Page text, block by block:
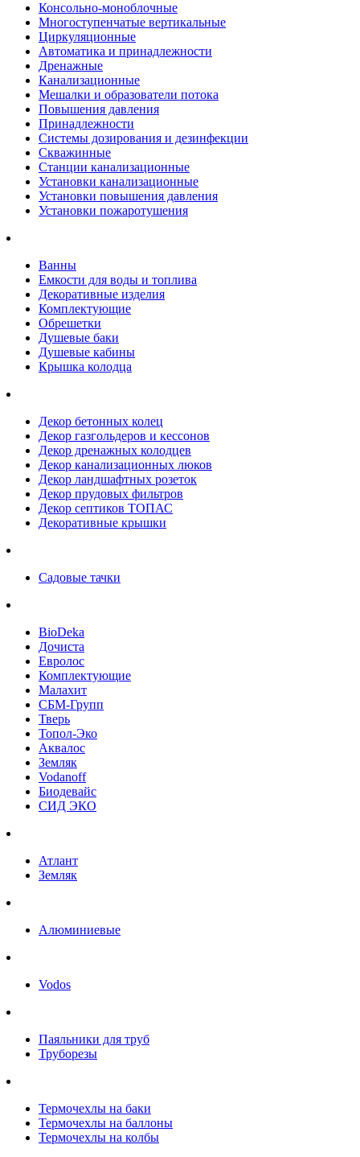
Консольно-моноблочные
Многоступенчатые вертикальные
Циркуляционные
Автоматика и принадлежности
Дренажные
Канализационные
Мешалки и образователи потока
Повышения давления
Принадлежности
Системы дозирования и дезинфекции
Скважинные
Станции канализационные
Установки канализационные
Установки повышения давления
Установки пожаротушения
Ванны
Емкости для воды и топлива
Декоративные изделия
Комплектующие
Обрешетки
Душевые баки
Душевые кабины
Крышка колодца
Декор бетонных колец
Декор газгольдеров и кессонов
Декор дренажных колодцев
Декор канализационных люков
Декор ландшафтных розеток
Декор прудовых фильтров
Декор септиков ТОПАС
Декоративные крышки
Садовые тачки
BioDeka
Дочиста
Евролос
Комплектующие
Малахит
СБМ-Групп
Тверь
Топол-Эко
Аквалос
Земляк
Vodanoff
Биодевайс
СИД ЭКО
Атлант
Земляк
Алюминиевые
Vodos
Паяльники для труб
Труборезы
Термочехлы на баки
Термочехлы на баллоны
Термочехлы на колбы